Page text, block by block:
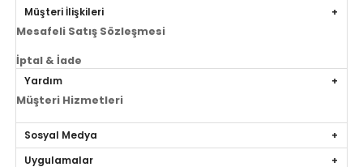
Müşteri İlişkileri
Mesafeli Satış Sözleşmesi
İptal & İade
Yardım
Müşteri Hizmetleri
Sosyal Medya
Uygulamalar